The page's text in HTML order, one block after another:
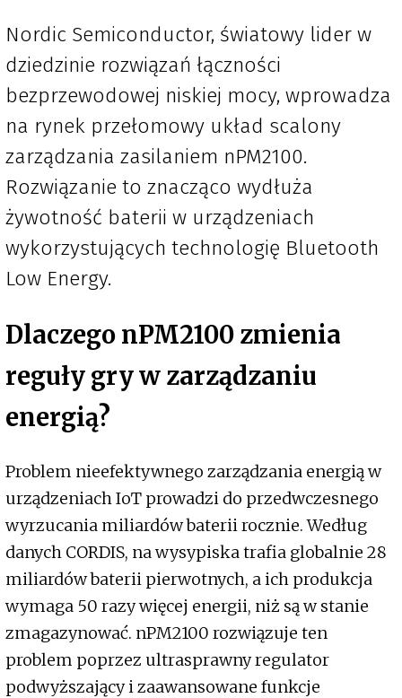
Nordic Semiconductor, światowy lider w
dziedzinie rozwiązań łączności
bezprzewodowej niskiej mocy, wprowadza
na rynek przełomowy układ scalony
zarządzania zasilaniem nPM2100.
Rozwiązanie to znacząco wydłuża
żywotność baterii w urządzeniach
wykorzystujących technologię Bluetooth
Low Energy.
Dlaczego nPM2100 zmienia
reguły gry w zarządzaniu
energią?
Problem nieefektywnego zarządzania energią w
urządzeniach IoT prowadzi do przedwczesnego
wyrzucania miliardów baterii rocznie. Według
danych CORDIS, na wysypiska trafia globalnie 28
miliardów baterii pierwotnych, a ich produkcja
wymaga 50 razy więcej energii, niż są w stanie
zmagazynować. nPM2100 rozwiązuje ten
problem poprzez ultrasprawny regulator
podwyższający i zaawansowane funkcje